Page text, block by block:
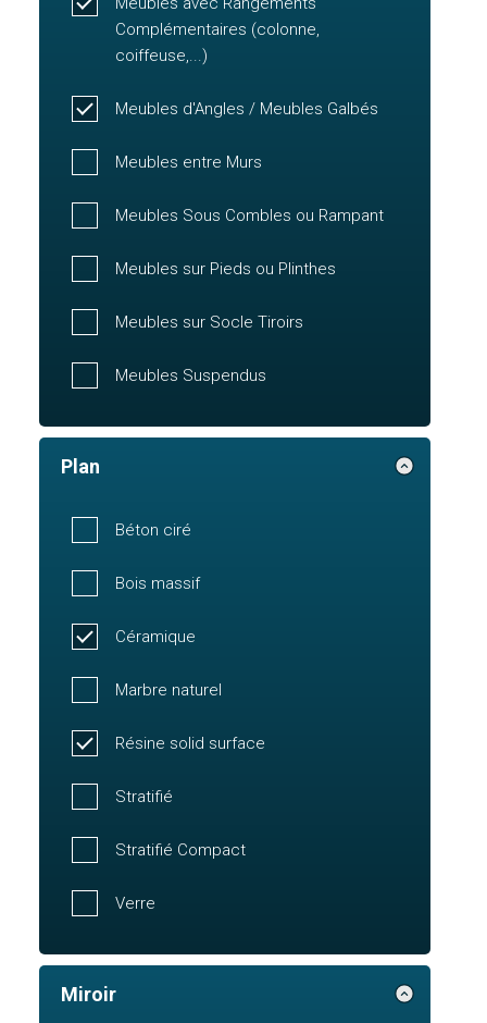
Complémentaires (colonne,
coiffeuse,...)
Meubles d'Angles / Meubles Galbés
Meubles entre Murs
Meubles Sous Combles ou Rampant
Meubles sur Pieds ou Plinthes
Meubles sur Socle Tiroirs
Meubles Suspendus
Plan
Béton ciré
Bois massif
Céramique
Marbre naturel
Résine solid surface
Stratifié
Stratifié Compact
Verre
Miroir